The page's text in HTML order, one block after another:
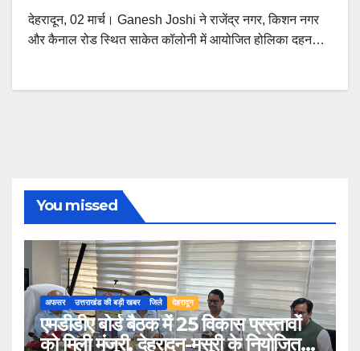
देहरादून, 02 मार्च। Ganesh Joshi ने राजेंद्र नगर, किशन नगर
और कैनाल रोड स्थित साकेत कॉलोनी में आयोजित होलिका दहन…
You missed
अफसर उत्तराखंड की बड़ी खबर जिले देहरादून
एमडीडीए बोर्ड बैठक में 25 विकास प्रस्तावों
को मिली मंजूरी, देहरादून-मसूरी के नियोजित